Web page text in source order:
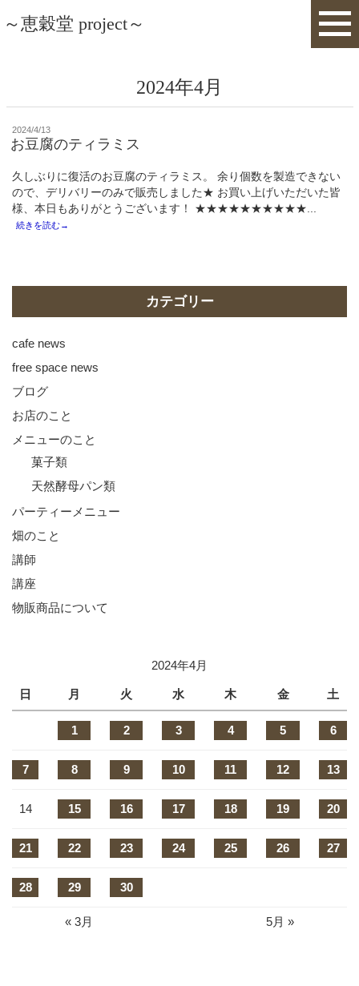
～恵穀堂 project～
2024年4月
投
稿
日:
2024/4/13
お豆腐のティラミス
久しぶりに復活のお豆腐のティラミス。 余り個数を製造できない
ので、デリバリーのみで販売しました★ お買い上げいただいた皆
様、本日もありがとうございます！ ★★★★★★★★★★...
続きを読む→
カテゴリー
cafe news
free space news
ブログ
お店のこと
メニューのこと
菓子類
天然酵母パン類
パーティーメニュー
畑のこと
講師
講座
物販商品について
2024年4月
日 月 火 水 木 金 土
1 2 3 4 5 6
7 8 9 10 11 12 13
14 15 16 17 18 19 20
21 22 23 24 25 26 27
28 29 30
« 3月 5月 »